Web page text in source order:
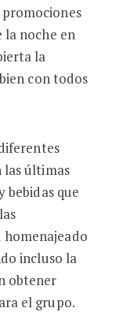
promociones
la noche en
la
con todos
las últimas
bebidas que
homenajeado
incluso la
obtener
el grupo.